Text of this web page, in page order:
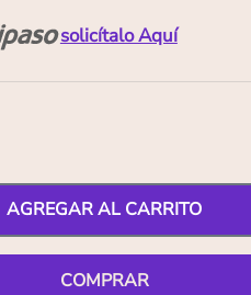
solicítalo Aquí
AGREGAR AL CARRITO
COMPRAR